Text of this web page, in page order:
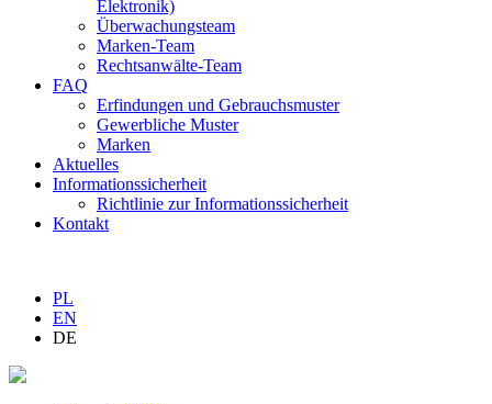
Elektronik)
Überwachungsteam
Marken-Team
Rechtsanwälte-Team
FAQ
Erfindungen und Gebrauchsmuster
Gewerbliche Muster
Marken
Aktuelles
Informationssicherheit
Richtlinie zur Informationssicherheit
Kontakt
PL
EN
DE